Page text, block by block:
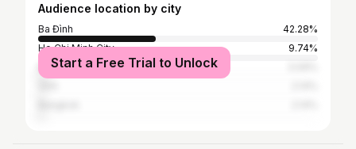
Audience location by city
Ba Đình
42.28%
Ho Chi Minh City
9.74%
Đà Nẵng
Start a Free Trial to Unlock